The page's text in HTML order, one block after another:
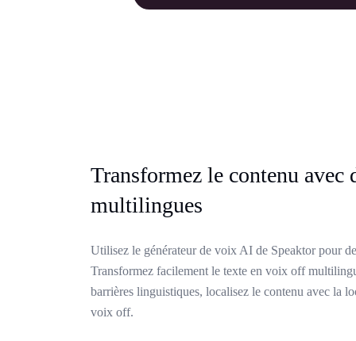
Transformez le contenu avec
multilingues
Utilisez le générateur de voix AI de Speaktor pour
Transformez facilement le texte en voix off
barrières linguistiques, localisez le contenu avec la
voix off.